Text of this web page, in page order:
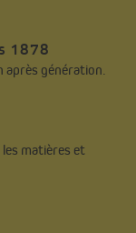
1878
après génération.
matières et